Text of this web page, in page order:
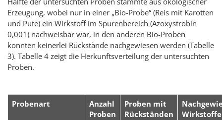
Erzeugung, wobei nur in einer „Bio-Probe“ (Reis mit Karotten
und Pute) ein Wirkstoff im Spurenbereich (Azoxystrobin
0,001) nachweisbar war, in den anderen Bio-Proben
konnten keinerlei Rückstände nachgewiesen werden (Tabelle
3). Tabelle 4 zeigt die Herkunftsverteilung der untersuchten
Proben.
Probenart
Anzahl
Proben
Proben mit
Rückständen
Wirkstoffe